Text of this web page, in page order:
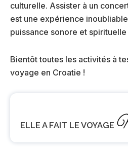
culturelle. Assister à un
est une expérience
puissance sonore et spirituelle
Bientôt toutes les activités à
voyage en Croatie !
ELLE A FAIT LE VOYAGE